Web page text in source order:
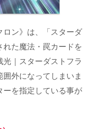
ロン》は、「スターダ
れた魔法・罠カードを
｜スターダストフラ
外になってしまいま
を指定している事が